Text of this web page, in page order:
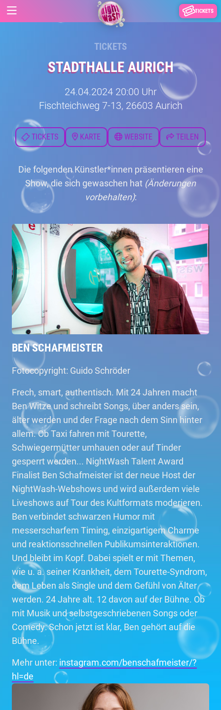
TICKETS
TICKETS
STADTHALLE AURICH
24.04.2024 20:00 Uhr
Fischteichweg 7-13, 26603 Aurich
TICKETS KARTE WEBSITE TEILEN
Die folgenden Künstler*innen präsentieren eine
Show, die sich gewaschen hat (Änderungen
vorbehalten):
BEN SCHAFMEISTER
Fotocopyright: Guido Schröder
Frech, smart, authentisch. Mit 24 Jahren macht
Ben Witze und schreibt Songs, über anders sein,
älter werden und der Frage nach dem Sinn hinter
allem. Ob Taxi fahren mit Tourette,
Schwiegermütter umhauen oder auf Tinder
gesperrt werden... NightWash Talent Award
Finalist Ben Schafmeister ist der neue Host der
NightWash-Webshows und wird außerdem viele
Liveshows auf Tour des Kultformats moderieren.
Ben verbindet schwarzen Humor mit
messerscharfem Timing, einzigartigem Charme
und reaktionsschnellen Publikumsinteraktionen.
Und bleibt im Kopf. Dabei spielt er mit Themen,
wie u. a. seiner Krankheit, dem Tourette-Syndrom,
dem Leben als Single und dem Gefühl von Älter
werden. 24 Jahre alt. 12 davon auf der Bühne. Ob
mit Musik und selbstgeschriebenen Songs oder
Comedy: Schon jetzt ist klar, Ben gehört auf die
Bühne.
Mehr unter: instagram.com/benschafmeister/?
hl=de